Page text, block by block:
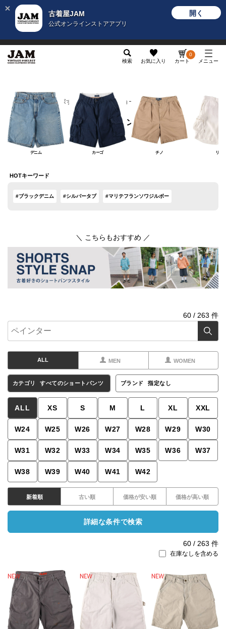
古着屋JAM
公式オンラインストアアプリ
開く
検索 お気に入り カート
0
メニュー
カテゴリから探す ボトムス ショートパンツ
ショートパンツ
デニム カーゴ チノ リネ
HOTキーワード
#ブラックデニム #シルバータブ #マリテフランソワジルボー
＼ こちらもおすすめ ／
60 / 263 件
ALL MEN WOMEN
カテゴリ すべてのショートパンツ ブランド 指定なし
ALL XS S M L XL XXL
W24 W25 W26 W27 W28 W29 W30
W31 W32 W33 W34 W35 W36 W37
W38 W39 W40 W41 W42
新着順 古い順 価格が安い順 価格が高い順
詳細な条件で検索
60 / 263 件
在庫なしを含める